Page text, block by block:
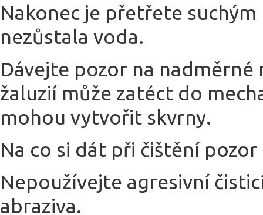
Nakonec je přetřete
nezůstala voda.
Dávejte pozor na
žaluzií může zatéct do
mohou vytvořit skvrny.
Na co si dát při čištění pozor
Nepoužívejte agresivní
abraziva.